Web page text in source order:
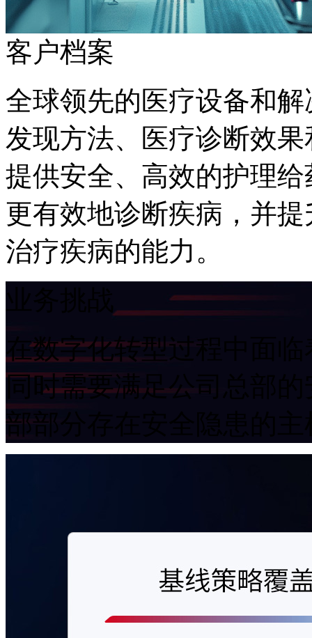
客户档案
全球领先的医疗设备和解
发现方法、医疗诊断效
提供安全、高效的护理
更有效地诊断疾病，
治疗疾病的能力。
在数字化转型过程中面临
同时需要满足公司总部
部部分存在安全隐患的